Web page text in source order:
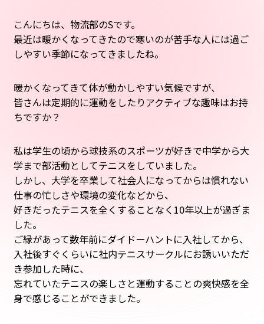
こんにちは、物流部のSです。
最近は暖かくなってきたので寒いのが苦手な人には過ご
しやすい季節になってきましたね。
暖かくなってきて体が動かしやすい気候ですが、
皆さんは定期的に運動をしたりアクティブな趣味はお持
ちですか？
私は学生の頃から球技系のスポーツが好きで中学から大
学まで部活動としてテニスをしていました。
しかし、大学を卒業して社会人になってからは慣れない
仕事の忙しさや環境の変化などから、
好きだったテニスを全くすることなく10年以上が過ぎま
した。
ご縁があって数年前にダイドーハントに入社してから、
入社後すぐくらいに社内テニスサークルにお誘いいただ
き参加した時に、
忘れていたテニスの楽しさと運動することの爽快感を全
身で感じることができました。